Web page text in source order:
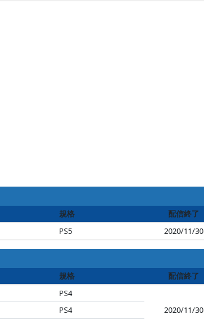
規格
配信終了
PS5 2020/11/30
規格
配信終了
PS4
2020/11/30
PS4